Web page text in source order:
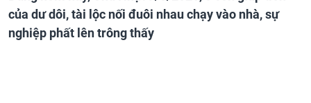
của dư dôi, tài lộc nối đuôi nhau chạy vào nhà, sự
nghiệp phất lên trông thấy